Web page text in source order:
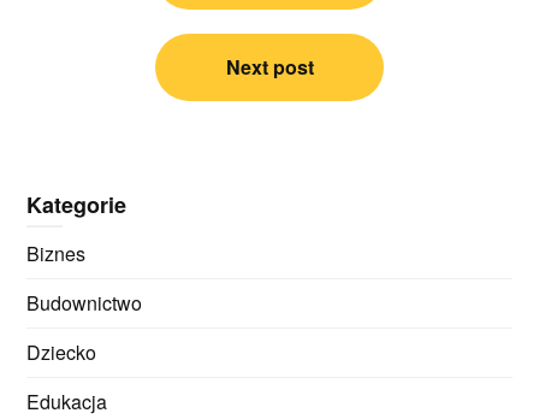
Next post
Kategorie
Biznes
Budownictwo
Dziecko
Edukacja